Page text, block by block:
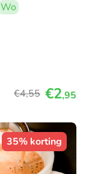
Wo
€4,55 €2,95
35% korting